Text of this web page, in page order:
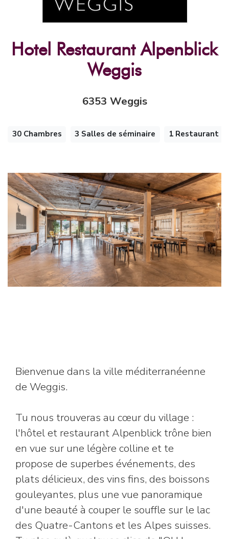
Hotel Restaurant Alpenblick
Weggis
6353 Weggis
30 Chambres 3 Salles de séminaire 1 Restaurant
Bienvenue dans la ville méditerranéenne
de Weggis.
Tu nous trouveras au cœur du village :
l'hôtel et restaurant Alpenblick trône bien
en vue sur une légère colline et te
propose de superbes événements, des
plats délicieux, des vins fins, des boissons
gouleyantes, plus une vue panoramique
d'une beauté à couper le souffle sur le lac
des Quatre-Cantons et les Alpes suisses.